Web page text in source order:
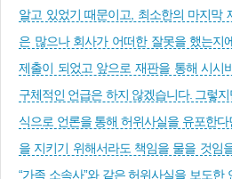
알고 있었기 때문이고, 최소한의 마지막
은 많으나 회사가 어떠한 잘못을 했는지
제출이 되었고 앞으로 재판을 통해 시시
구체적인 언급은 하지 않겠습니다. 그렇
식으로 언론을 통해 허위사실을 유포한
을 지키기 위해서라도 책임을 물을 것임
“가족 소속사”와 같은 허위사실을 보도한